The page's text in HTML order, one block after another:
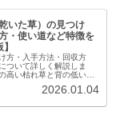
いた草）の見つけ
・使い道など特徴を
方・入手方法・回収方
ついて詳しく解説しま
高い枯れ草と背の低い枯
る草です。基本情報内容
2026.01.04